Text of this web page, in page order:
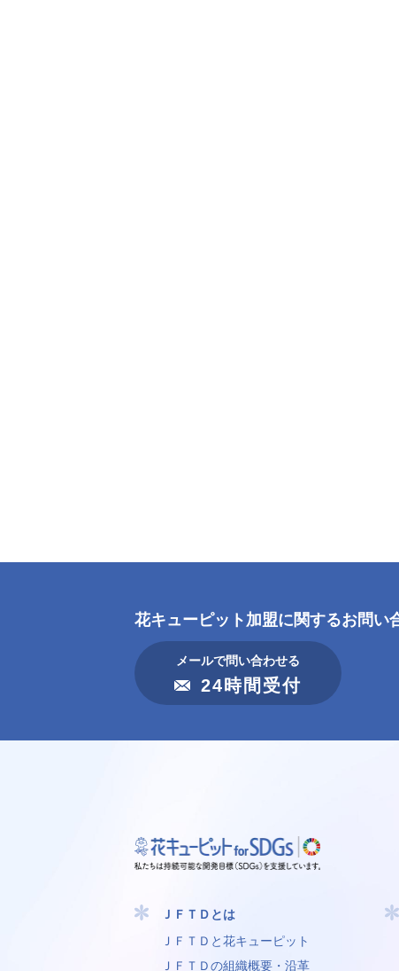
花キューピット加盟に関するお問い
メールで問い合わせる
24時間受付
ＪＦＴＤとは
ＪＦＴＤと花キューピット
ＪＦＴＤの組織概要・沿革